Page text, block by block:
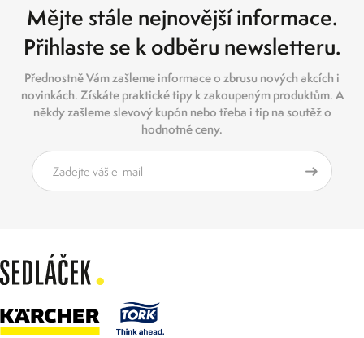
Mějte stále nejnovější informace.
Přihlaste se k odběru newsletteru.
Přednostně Vám zašleme informace o zbrusu nových akcích i
novinkách. Získáte praktické tipy k zakoupeným produktům. A
někdy zašleme slevový kupón nebo třeba i tip na soutěž o
hodnotné ceny.